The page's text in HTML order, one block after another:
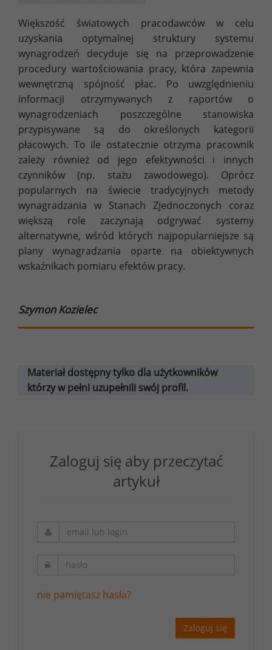
Większość światowych pracodawców w celu
uzyskania optymalnej struktury systemu
wynagrodzeń decyduje się na przeprowadzenie
procedury wartościowania pracy, która zapewnia
wewnętrzną spójność płac. Po uwzględnieniu
informacji otrzymywanych z raportów o
wynagrodzeniach poszczególne stanowiska
przypisywane są do określonych kategorii
płacowych. To ile ostatecznie otrzyma pracownik
zależy również od jego efektywności i innych
czynników (np. stażu zawodowego). Oprócz
popularnych na świecie tradycyjnych metody
wynagradzania w Stanach Zjednoczonych coraz
większą role zaczynają odgrywać systemy
alternatywne, wśród których najpopularniejsze są
plany wynagradzania oparte na obiektywnych
wskaźnikach pomiaru efektów pracy.
Szymon Kozielec
Materiał dostępny tylko dla użytkowników
którzy w pełni uzupełnili swój profil.
Zaloguj się aby przeczytać
artykuł
nie pamiętasz hasła?
Zaloguj się